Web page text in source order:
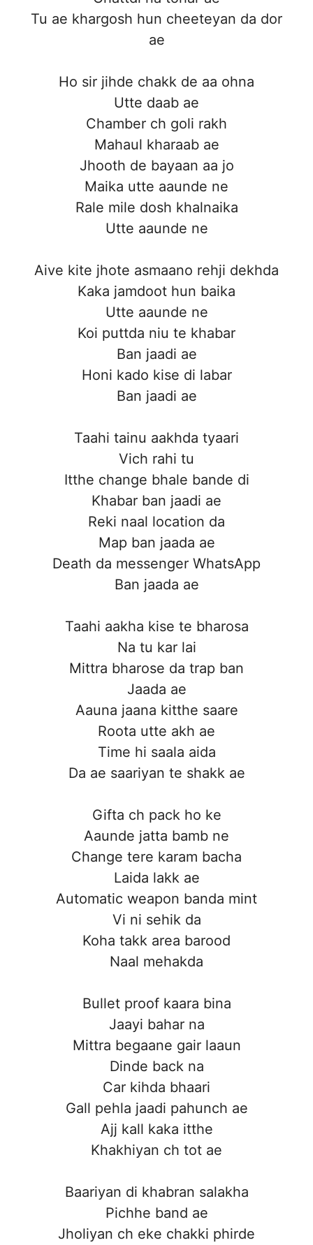
Tu ae khargosh hun cheeteyan da dor
ae
Ho sir jihde chakk de aa ohna
Utte daab ae
Chamber ch goli rakh
Mahaul kharaab ae
Jhooth de bayaan aa jo
Maika utte aaunde ne
Rale mile dosh khalnaika
Utte aaunde ne
Aive kite jhote asmaano rehji dekhda
Kaka jamdoot hun baika
Utte aaunde ne
Koi puttda niu te khabar
Ban jaadi ae
Honi kado kise di labar
Ban jaadi ae
Taahi tainu aakhda tyaari
Vich rahi tu
Itthe change bhale bande di
Khabar ban jaadi ae
Reki naal location da
Map ban jaada ae
Death da messenger WhatsApp
Ban jaada ae
Taahi aakha kise te bharosa
Na tu kar lai
Mittra bharose da trap ban
Jaada ae
Aauna jaana kitthe saare
Roota utte akh ae
Time hi saala aida
Da ae saariyan te shakk ae
Gifta ch pack ho ke
Aaunde jatta bamb ne
Change tere karam bacha
Laida lakk ae
Automatic weapon banda mint
Vi ni sehik da
Koha takk area barood
Naal mehakda
Bullet proof kaara bina
Jaayi bahar na
Mittra begaane gair laaun
Dinde back na
Car kihda bhaari
Gall pehla jaadi pahunch ae
Ajj kall kaka itthe
Khakhiyan ch tot ae
Baariyan di khabran salakha
Pichhe band ae
Jholiyan ch eke chakki phirde